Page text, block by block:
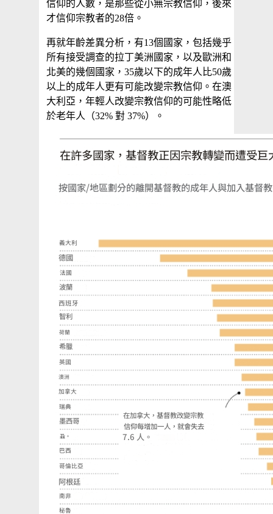
信仰的人數，是那些從小無宗教信仰，後來
才信仰宗教者的28倍。
再就年齡差異分析，有13個國家，包括幾乎
所有接受調查的拉丁美洲國家，以及歐洲和
北美的幾個國家，35歲以下的成年人比50歲
以上的成年人更有可能改變宗教信仰。在澳
大利亞，年輕人改變宗教信仰的可能性略低
於老年人（32% 對 37%）。